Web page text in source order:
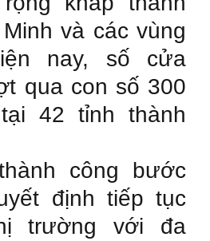
và các vùng
nay, số cửa
qua con số 300
42 tỉnh thành
công bước
định tiếp tục
trường với đa